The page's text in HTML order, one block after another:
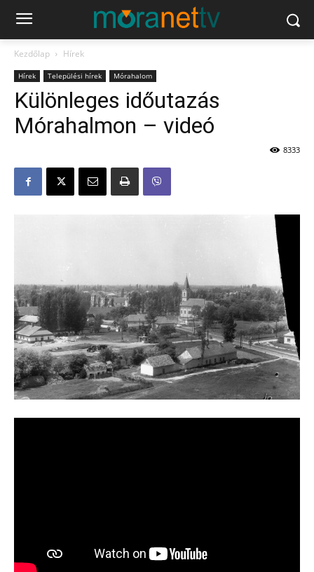
Kezdőlap Hírek
Hírek Települési hírek Mórahalom
Különleges időutazás
Mórahalmon – videó
8333